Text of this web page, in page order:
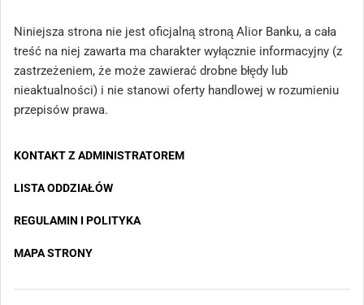
Niniejsza strona nie jest oficjalną stroną Alior Banku, a cała
treść na niej zawarta ma charakter wyłącznie informacyjny (z
zastrzeżeniem, że może zawierać drobne błędy lub
nieaktualności) i nie stanowi oferty handlowej w rozumieniu
przepisów prawa.
KONTAKT Z ADMINISTRATOREM
LISTA ODDZIAŁÓW
REGULAMIN I POLITYKA
MAPA STRONY